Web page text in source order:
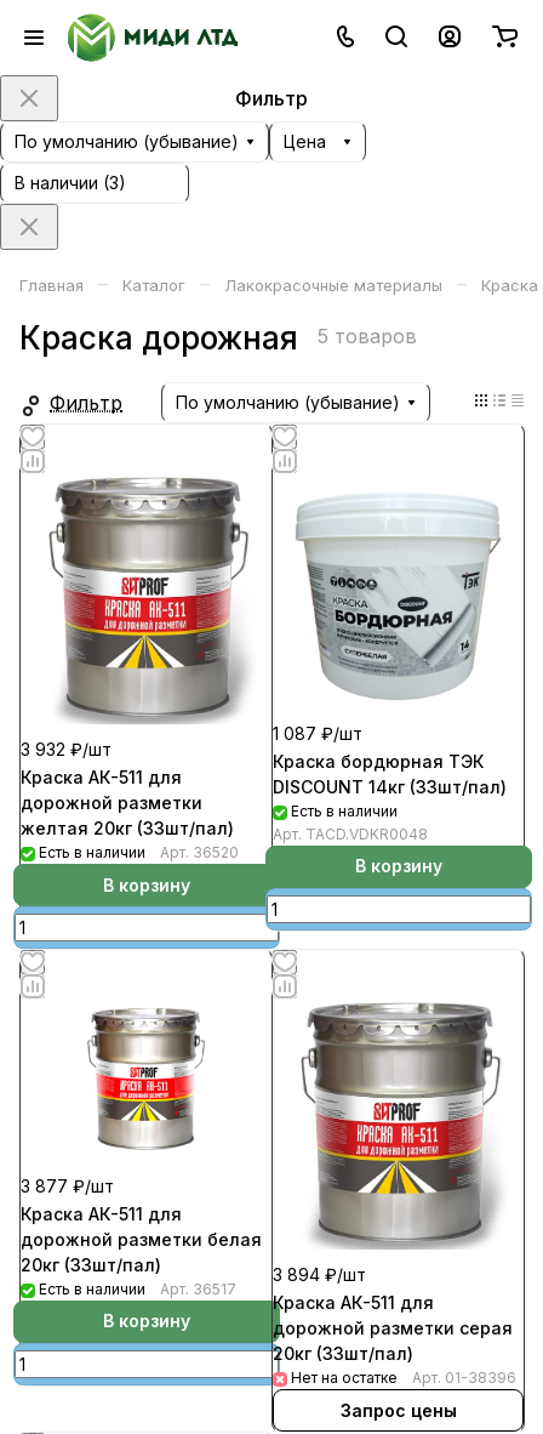
Фильтр
По умолчанию (убывание)
Цена
В наличии (3)
Главная – Каталог – Лакокрасочные материалы –
Краска дорожная 5 товаров
Фильтр По умолчанию (убывание)
3 932 ₽/шт
Краска АК-511 для
дорожной разметки
желтая 20кг (33шт/пал)
Есть в наличии Арт. 36520
В корзину
1 087 ₽/шт
Краска бордюрная ТЭК
DISCOUNT 14кг (33шт/пал)
Есть в наличии
Арт. TACD.VDKR0048
В корзину
3 877 ₽/шт
Краска АК-511 для
дорожной разметки белая
20кг (33шт/пал)
Есть в наличии Арт. 36517
В корзину
3 894 ₽/шт
Краска АК-511 для
дорожной разметки серая
20кг (33шт/пал)
Нет на остатке Арт. 01-38396
Запрос цены